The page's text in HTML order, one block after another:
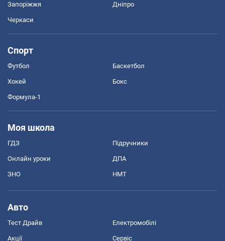
Запоріжжя Дніпро
Черкаси
Спорт
Футбол Баскетбол
Хокей Бокс
Формула-1
Моя школа
ГДЗ Підручники
Онлайн уроки ДПА
ЗНО НМТ
Авто
Тест Драйв Електромобілі
Акції Сервіс